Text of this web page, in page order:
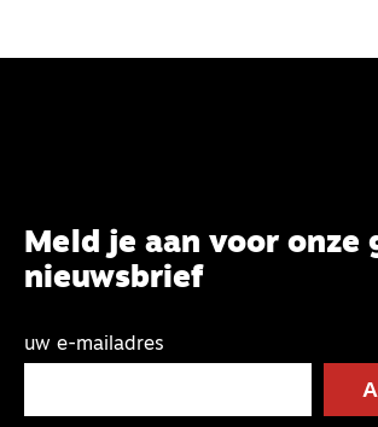
Meld je aan voor onze
nieuwsbrief
uw e-mailadres